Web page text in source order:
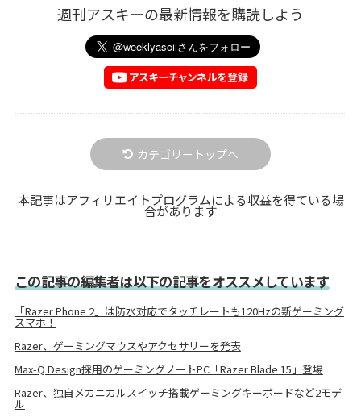
週刊アスキーの最新情報を購読しよう
カテゴリートップへ
本記事はアフィリエイトプログラムによる収益を得ている場
合があります
この記事の編集者は以下の記事をオススメしています
「Razer Phone 2」は防水対応でタッチレートも120Hzの新ゲーミング
スマホ！
Razer、ゲーミングマウスやアクセサリーを発表
Max-Q Design採用のゲーミングノートPC「Razer Blade 15」登場
Razer、独自メカニカルスイッチ搭載ゲーミングキーボードなど2モデ
ル